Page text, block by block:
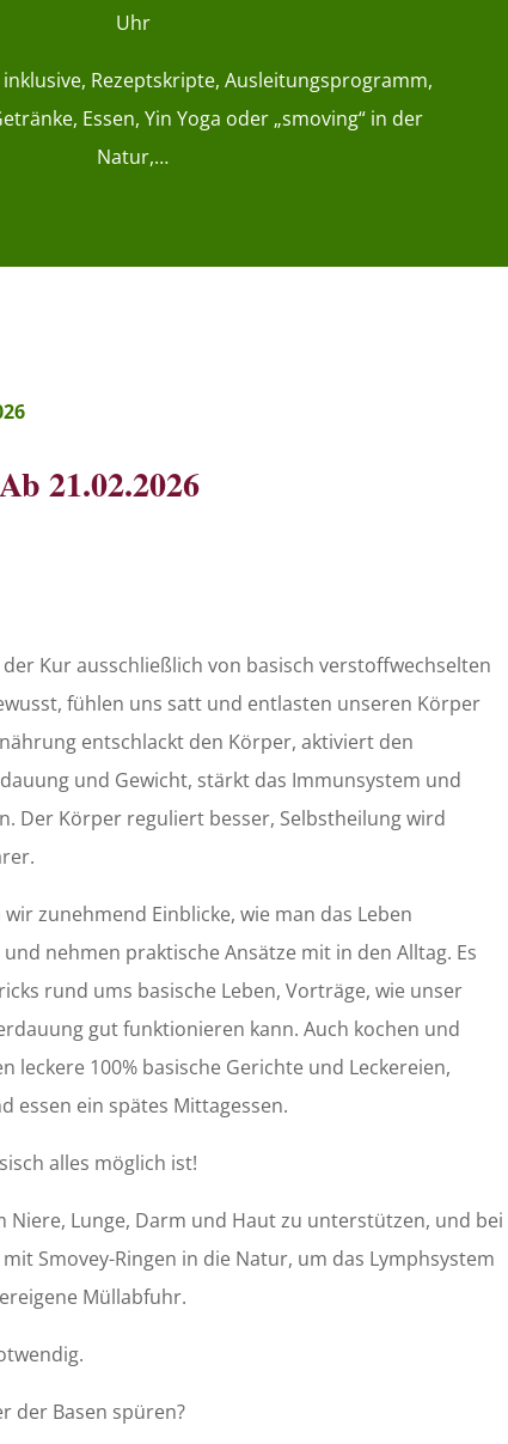
Uhr
inklusive, Rezeptskripte, Ausleitungsprogramm,
Essen, Yin Yoga oder „smoving“ in der
Natur,…
21.02.2026
Kur ausschließlich von basisch verstoffwechselten
fühlen uns satt und entlasten unseren Körper
entschlackt den Körper, aktiviert den
und Gewicht, stärkt das Immunsystem und
Der Körper reguliert besser, Selbstheilung wird
zunehmend Einblicke, wie man das Leben
nehmen praktische Ansätze mit in den Alltag. Es
rund ums basische Leben, Vorträge, wie unser
gut funktionieren kann. Auch kochen und
leckere 100% basische Gerichte und Leckereien,
essen ein spätes Mittagessen.
alles möglich ist!
Niere, Lunge, Darm und Haut zu unterstützen, und bei
Smovey-Ringen in die Natur, um das Lymphsystem
Müllabfuhr.
der Basen spüren?